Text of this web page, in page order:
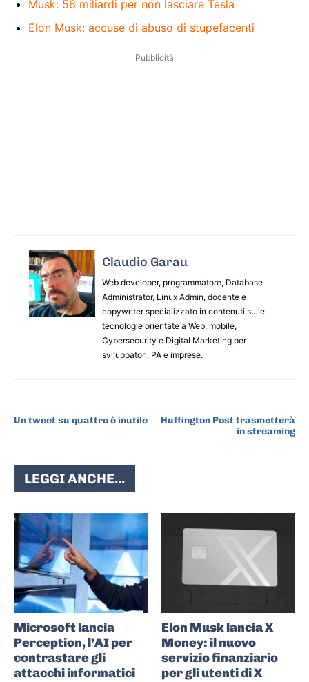
Musk: 56 miliardi per non lasciare Tesla
Elon Musk: accuse di abuso di stupefacenti
Pubblicità
Claudio Garau
Web developer, programmatore, Database
Administrator, Linux Admin, docente e
copywriter specializzato in contenuti sulle
tecnologie orientate a Web, mobile,
Cybersecurity e Digital Marketing per
sviluppatori, PA e imprese.
Un tweet su quattro è inutile
Huffington Post trasmetterà
in streaming
LEGGI ANCHE...
Microsoft lancia
Perception, l’AI per
contrastare gli
attacchi informatici
Elon Musk lancia X
Money: il nuovo
servizio finanziario
per gli utenti di X